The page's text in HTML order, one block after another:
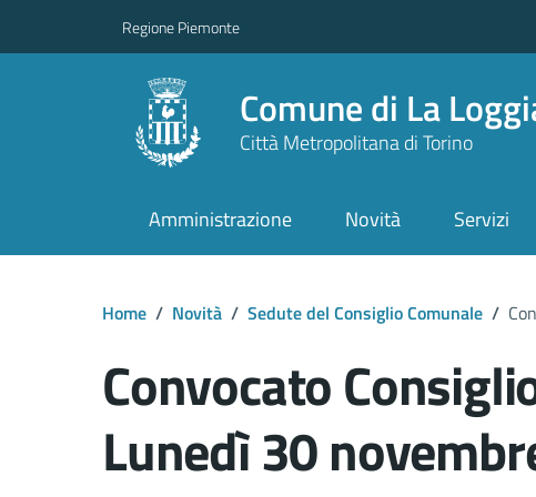
Regione Piemonte
Comune di La
Città Metropolitana di Torino
Amministrazione Novità Servizi
Home / Novità / Sedute del Consiglio Comunale /
Convocato
Lunedì 30